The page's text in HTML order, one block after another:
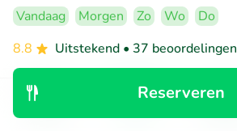
Reserveren
Vandaag Morgen Zo Wo
Do
8.8
Uitstekend • 37 beoordelingen
RIBS Apeldoorn
Apeldoorn (12km)